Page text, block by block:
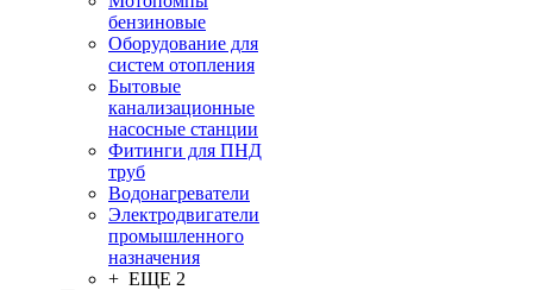
бензиновые
Оборудование для
систем отопления
Бытовые
канализационные
насосные станции
Фитинги для ПНД
труб
Водонагреватели
Электродвигатели
промышленного
назначения
+ ЕЩЕ 2